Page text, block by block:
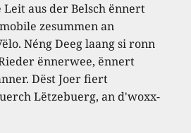
aus der Belsch ënnert
zesummen an
Néng Deeg laang si ronn
ënnerwee, ënnert
Dëst Joer fiert
Lëtzebuerg, an d'woxx-